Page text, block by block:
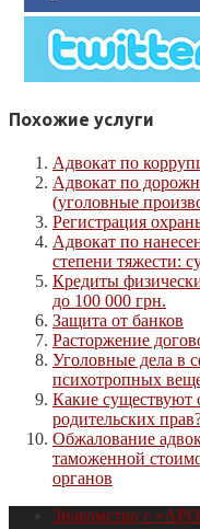
Похожие услуги
Адвокат по
Адвокат по
(уголовные
Регистрация
Адвокат по
степени тяжести:
Кредиты
до 100 000 грн.
Защита от банков
Расторжение
Уголовные дела в
психотропных
Какие существуют
родительских
Обжалование
таможенной
органов
Знакомство с